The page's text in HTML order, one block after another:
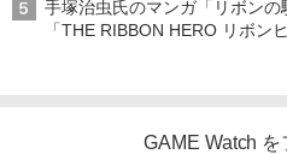
手塚治虫氏のマンガ「リボン
「THE RIBBON HERO リボン
GAME Watch